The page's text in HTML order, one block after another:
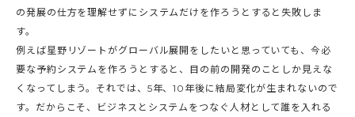
の発展の仕方を理解せずにシステムだけを作ろうとすると失敗しま
す。
例えば星野リゾートがグローバル展開をしたいと思っていても、今必
要な予約システムを作ろうとすると、目の前の開発のことしか見えな
くなってしまう。それでは、5年、10年後に結局変化が生まれないので
す。だからこそ、ビジネスとシステムをつなぐ人材として誰を入れる